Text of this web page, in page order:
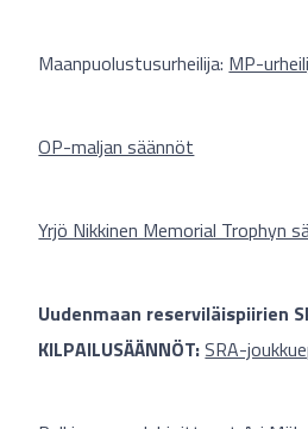
Maanpuolustusurheilija: MP-
OP-maljan säännöt
Yrjö Nikkinen Memorial Trophyn
Uudenmaan reserviläispiirien
KILPAILUSÄÄNNÖT:SRA-